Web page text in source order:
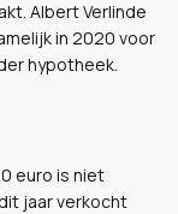
Albert Verlinde
in 2020 voor
hypotheek.
euro is niet
jaar verkocht